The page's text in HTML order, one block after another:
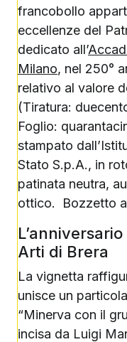
francobollo
eccellenze del
dedicato all’
Milano, nel 250°
relativo al valore
(Tiratura:
Foglio:
stampato
Stato S.p.A., in
patinata neutra,
ottico. Bozzetto a
Arti di Brera
La vignetta
unisce un
“Minerva con il
incisa da Luigi